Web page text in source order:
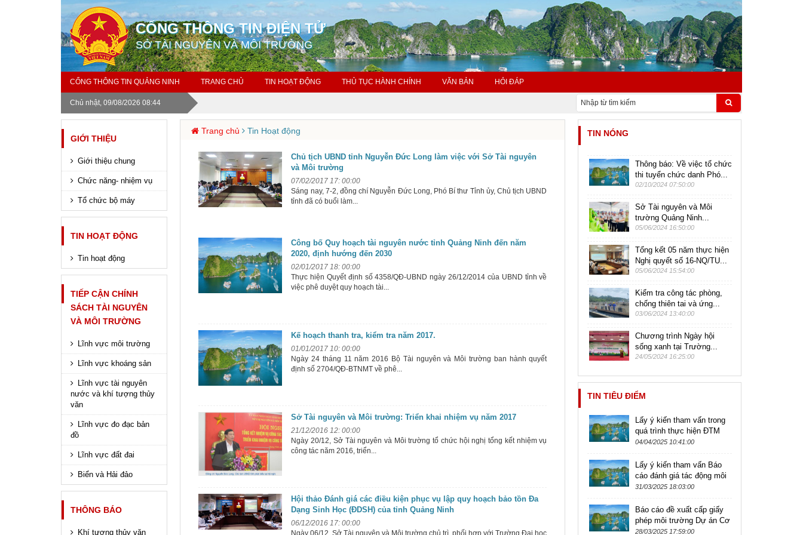
CỔNG THÔNG TIN ĐIỆN TỬ
SỞ TÀI NGUYÊN VÀ MÔI TRƯỜNG
CỔNG THÔNG TIN QUẢNG NINH TRANG CHỦ TIN HOẠT ĐỘNG THỦ TỤC HÀNH CHÍNH VĂN BẢN HỎI ĐÁP
Chủ nhật, 09/08/2026 08:44
GIỚI THIỆU
Giới thiệu chung
Chức năng- nhiệm vụ
Tổ chức bộ máy
TIN HOẠT ĐỘNG
Tin hoạt động
TIẾP CẬN CHÍNH
SÁCH TÀI NGUYÊN
VÀ MÔI TRƯỜNG
Lĩnh vực môi trường
Lĩnh vực khoáng sản
Lĩnh vực tài nguyên
nước và khí tượng thủy
văn
Lĩnh vực đo đạc bản
đồ
Lĩnh vực đất đai
Biển và Hải đảo
THÔNG BÁO
Khí tượng thủy văn
Trang chủ Tin Hoạt động
Chủ tịch UBND tỉnh Nguyễn Đức Long làm việc với Sở Tài nguyên
và Môi trường
07/02/2017 17: 00:00
Sáng nay, 7-2, đồng chí Nguyễn Đức Long, Phó Bí thư Tỉnh ủy, Chủ tịch UBND
tỉnh đã có buổi làm...
Công bố Quy hoạch tài nguyên nước tỉnh Quảng Ninh đến năm
2020, định hướng đến 2030
02/01/2017 18: 00:00
Thực hiện Quyết định số 4358/QĐ-UBND ngày 26/12/2014 của UBND tỉnh về
việc phê duyệt quy hoạch tài...
Kế hoạch thanh tra, kiểm tra năm 2017.
01/01/2017 10: 00:00
Ngày 24 tháng 11 năm 2016 Bộ Tài nguyên và Môi trường ban hành quyết
định số 2704/QĐ-BTNMT về phê...
Sở Tài nguyên và Môi trường: Triển khai nhiệm vụ năm 2017
21/12/2016 12: 00:00
Ngày 20/12, Sở Tài nguyên và Môi trường tổ chức hội nghị tổng kết nhiệm vụ
công tác năm 2016, triển...
Hội thảo Đánh giá các điều kiện phục vụ lập quy hoạch bảo tồn Đa
Dạng Sinh Học (ĐDSH) của tỉnh Quảng Ninh
06/12/2016 17: 00:00
Ngày 06/12, Sở Tài nguyên và Môi trường chủ trì, phối hợp với Trường Đại học
TIN NÓNG
Thông báo: Về việc tổ chức
thi tuyển chức danh Phó...
02/10/2024 07:50:00
Sở Tài nguyên và Môi
trường Quảng Ninh...
05/06/2024 16:50:00
Tổng kết 05 năm thực hiện
Nghị quyết số 16-NQ/TU...
05/06/2024 15:54:00
Kiểm tra công tác phòng,
chống thiên tai và ứng...
03/06/2024 13:40:00
Chương trình Ngày hội
sống xanh tại Trường...
24/05/2024 16:25:00
TIN TIÊU ĐIỂM
Lấy ý kiến tham vấn trong
quá trình thực hiện ĐTM
của dự án Khu nhà ở phía
Khu đô...
04/04/2025 10:41:00
Lấy ý kiến tham vấn Báo
cáo đánh giá tác động môi
trường Dự án Nuôi trồng
Cẩm...
31/03/2025 18:03:00
Báo cáo đề xuất cấp giấy
phép môi trường Dự án Cơ
sở sản xuất vải dệt hóa
28/03/2025 17:59:00